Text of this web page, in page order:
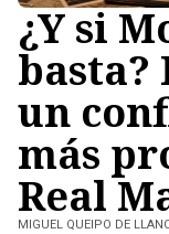
¿Y si
basta?
un
más
Real
MIGUEL QUEIPO DE